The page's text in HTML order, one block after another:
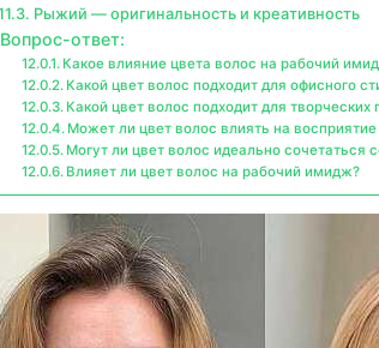
Рыжий — оригинальность и креативность
Вопрос-ответ:
Какое влияние цвета волос на рабочий
Какой цвет волос подходит для офисного
Какой цвет волос подходит для творческих
Может ли цвет волос влиять на
Могут ли цвет волос идеально
Влияет ли цвет волос на рабочий имидж?